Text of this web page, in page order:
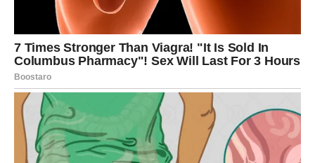
Zvijezde pokazuju da u vašem životu postoji osoba koja
iskreno vjeruje u vas i želi vam pomoći više nego što
mislite.
Ta osoba mogla bi imati veoma važnu ulogu u vašem
poslovnom ili finansijskom napretku.
Mnogi Ovnovi će upravo zahvaljujući jednom savjetu,
razgovoru ili podršci napraviti veliki korak prema uspjehu.